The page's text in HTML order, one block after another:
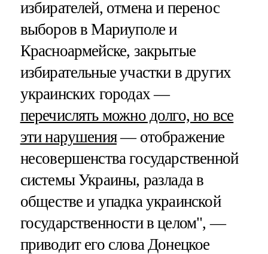
избирателей, отмена и перенос
выборов в Мариуполе и
Красноармейске, закрытые
избирательные участки в других
украинских городах —
перечислять можно долго, но все
эти нарушения— отображение
несовершенства государственной
системы Украины, разлада в
обществе и упадка украинской
государственности в целом", —
приводит его слова Донецкое